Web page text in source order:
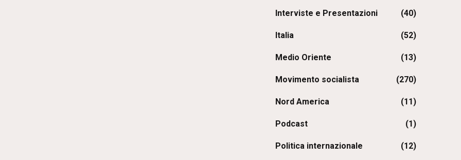
Interviste e Presentazioni (40)
Italia (52)
Medio Oriente (13)
Movimento socialista (270)
Nord America (11)
Podcast (1)
Politica internazionale (12)